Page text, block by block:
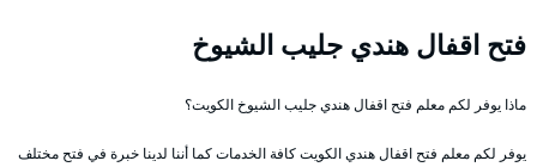
فتح اقفال هندي جليب الشيوخ
ماذا يوفر لكم معلم فتح اقفال هندي جليب الشيوخ الكويت؟
يوفر لكم معلم فتح اقفال هندي الكويت كافة الخدمات كما أننا لدينا خبرة في فتح مختلف